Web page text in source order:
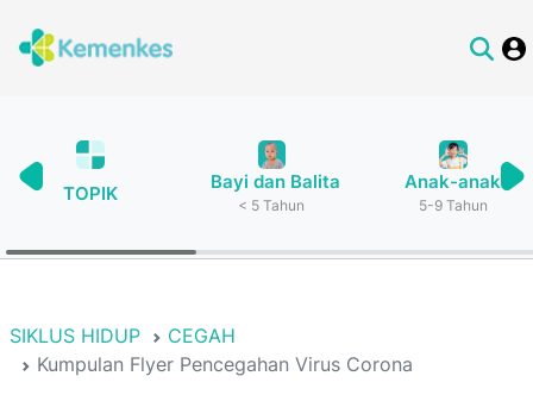
TOPIK
Bayi dan Balita
< 5 Tahun
Anak-anak
5-9 Tahun
SIKLUS HIDUP
CEGAH
Kumpulan Flyer Pencegahan Virus Corona